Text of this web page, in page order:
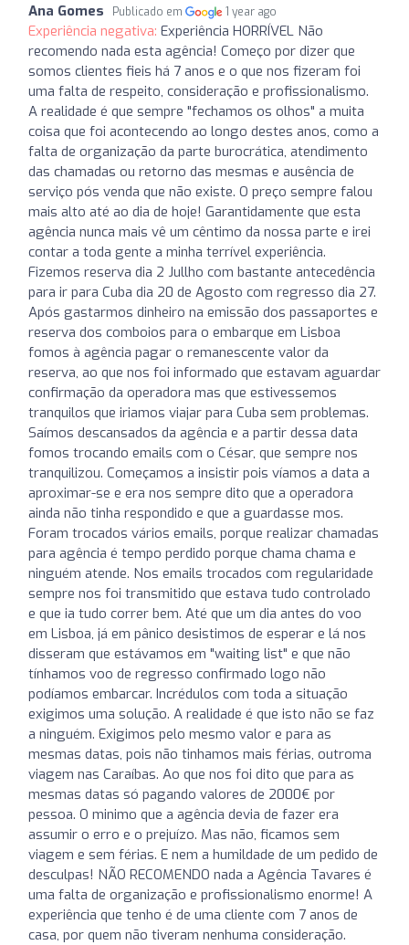
Ana Gomes Publicado em 1 year ago
Experiência negativa: Experiência HORRÍVEL Não
recomendo nada esta agência! Começo por dizer que
somos clientes fieis há 7 anos e o que nos fizeram foi
uma falta de respeito, consideração e profissionalismo.
A realidade é que sempre "fechamos os olhos" a muita
coisa que foi acontecendo ao longo destes anos, como a
falta de organização da parte burocrática, atendimento
das chamadas ou retorno das mesmas e ausência de
serviço pós venda que não existe. O preço sempre falou
mais alto até ao dia de hoje! Garantidamente que esta
agência nunca mais vê um cêntimo da nossa parte e irei
contar a toda gente a minha terrível experiência.
Fizemos reserva dia 2 Jullho com bastante antecedência
para ir para Cuba dia 20 de Agosto com regresso dia 27.
Após gastarmos dinheiro na emissão dos passaportes e
reserva dos comboios para o embarque em Lisboa
fomos à agência pagar o remanescente valor da
reserva, ao que nos foi informado que estavam aguardar
confirmação da operadora mas que estivessemos
tranquilos que iriamos viajar para Cuba sem problemas.
Saímos descansados da agência e a partir dessa data
fomos trocando emails com o César, que sempre nos
tranquilizou. Começamos a insistir pois víamos a data a
aproximar-se e era nos sempre dito que a operadora
ainda não tinha respondido e que a guardasse mos.
Foram trocados vários emails, porque realizar chamadas
para agência é tempo perdido porque chama chama e
ninguém atende. Nos emails trocados com regularidade
sempre nos foi transmitido que estava tudo controlado
e que ia tudo correr bem. Até que um dia antes do voo
em Lisboa, já em pânico desistimos de esperar e lá nos
disseram que estávamos em "waiting list" e que não
tínhamos voo de regresso confirmado logo não
podíamos embarcar. Incrédulos com toda a situação
exigimos uma solução. A realidade é que isto não se faz
a ninguém. Exigimos pelo mesmo valor e para as
mesmas datas, pois não tinhamos mais férias, outroma
viagem nas Caraíbas. Ao que nos foi dito que para as
mesmas datas só pagando valores de 2000€ por
pessoa. O minimo que a agência devia de fazer era
assumir o erro e o prejuízo. Mas não, ficamos sem
viagem e sem férias. E nem a humildade de um pedido de
desculpas! NÃO RECOMENDO nada a Agência Tavares é
uma falta de organização e profissionalismo enorme! A
experiência que tenho é de uma cliente com 7 anos de
casa, por quem não tiveram nenhuma consideração.